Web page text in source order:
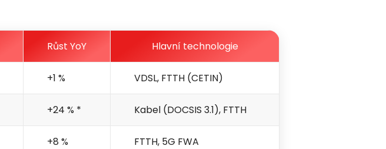
Růst YoY Hlavní technologie
+1 % VDSL, FTTH (CETIN)
+24 % * Kabel (DOCSIS 3.1), FTTH
+8 % FTTH, 5G FWA